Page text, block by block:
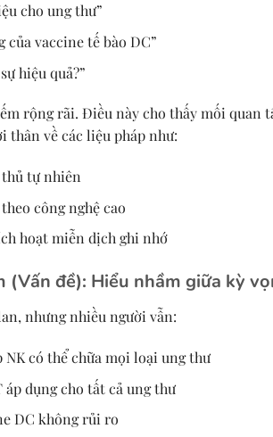
cho ung thư”
của vaccine tế bào DC”
hiệu quả?”
rộng rãi. Điều này cho thấy mối quan
thân về các liệu pháp như:
thủ tự nhiên
công nghệ cao
hoạt miễn dịch ghi nhớ
(Vấn đề): Hiểu nhầm giữa kỳ
nhưng nhiều người vẫn:
NK có thể chữa mọi loại ung thư
áp dụng cho tất cả ung thư
DC không rủi ro